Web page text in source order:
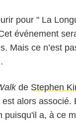
pour " La
événement
Mais ce n’est
de Stephen
est alors associé.
puisqu'il a, à ce